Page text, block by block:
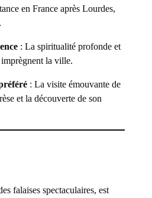
en France après Lourdes,
: La spiritualité profonde et
la ville.
: La visite émouvante de
et la découverte de son
falaises spectaculaires, est